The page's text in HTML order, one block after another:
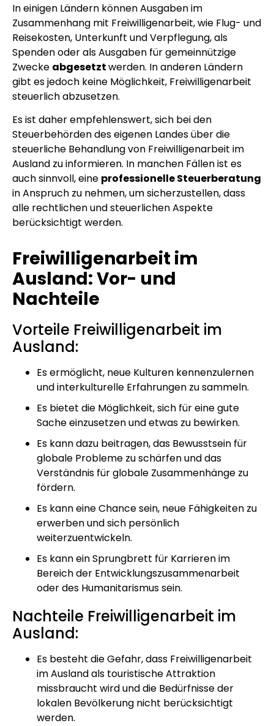
In einigen Ländern können Ausgaben im
Zusammenhang mit Freiwilligenarbeit, wie Flug- und
Reisekosten, Unterkunft und Verpflegung, als
Spenden oder als Ausgaben für gemeinnützige
Zwecke abgesetztwerden. In anderen Ländern
gibt es jedoch keine Möglichkeit, Freiwilligenarbeit
steuerlich abzusetzen.
Es ist daher empfehlenswert, sich bei den
Steuerbehörden des eigenen Landes über die
steuerliche Behandlung von Freiwilligenarbeit im
Ausland zu informieren. In manchen Fällen ist es
auch sinnvoll, eine professionelle Steuerberatung
in Anspruch zu nehmen, um sicherzustellen, dass
alle rechtlichen und steuerlichen Aspekte
berücksichtigt werden.
Freiwilligenarbeit im
Ausland: Vor- und
Nachteile
Vorteile Freiwilligenarbeit im
Ausland:
Es ermöglicht, neue Kulturen kennenzulernen
und interkulturelle Erfahrungen zu sammeln.
Es bietet die Möglichkeit, sich für eine gute
Sache einzusetzen und etwas zu bewirken.
Es kann dazu beitragen, das Bewusstsein für
globale Probleme zu schärfen und das
Verständnis für globale Zusammenhänge zu
fördern.
Es kann eine Chance sein, neue Fähigkeiten zu
erwerben und sich persönlich
weiterzuentwickeln.
Es kann ein Sprungbrett für Karrieren im
Bereich der Entwicklungszusammenarbeit
oder des Humanitarismus sein.
Nachteile Freiwilligenarbeit im
Ausland:
Es besteht die Gefahr, dass Freiwilligenarbeit
im Ausland als touristische Attraktion
missbraucht wird und die Bedürfnisse der
lokalen Bevölkerung nicht berücksichtigt
werden.